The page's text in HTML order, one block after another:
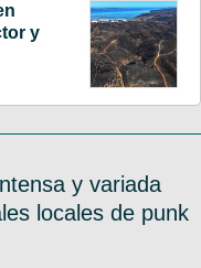
y
y variada
locales de punk